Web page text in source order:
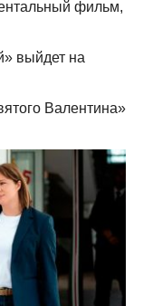
фильм,
выйдет на
Валентина»